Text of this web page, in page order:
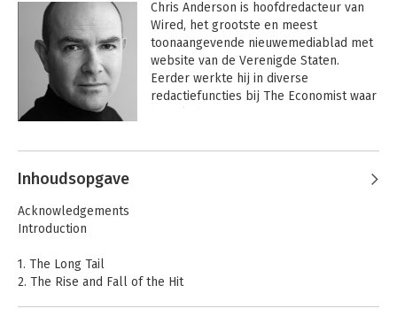
Chris Anderson is hoofdredacteur van
Wired, het grootste en meest
toonaangevende nieuwemediablad met
website van de Verenigde Staten.
Eerder werkte hij in diverse
redactiefuncties bij The Economist waar
Andere boeken door Chris
Anderson
Inhoudsopgave
Acknowledgements
Introduction
1. The Long Tail
2. The Rise and Fall of the Hit